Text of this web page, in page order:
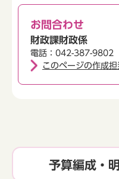
お問合わせ
財政課財政係
電話：042-387-9802
このページの作成
予算編成・